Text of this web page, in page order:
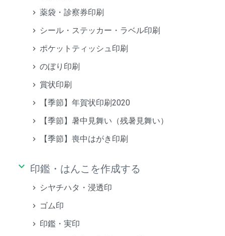
薬袋・診察券印刷
シール・ステッカー・ラベル印刷
ポケットティッシュ印刷
のぼり印刷
賞状印刷
【季節】年賀状印刷2020
【季節】暑中見舞い（残暑見舞い）
【季節】喪中はがき印刷
keyboard_arrow_down 印鑑・はんこを作成する
シヤチハタ・浸透印
ゴム印
印鑑・実印